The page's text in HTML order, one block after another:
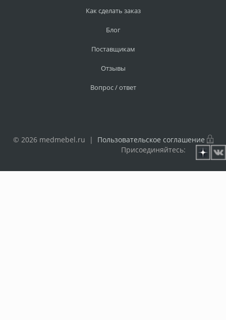
Как сделать заказ
Блог
Поставщикам
Отзывы
Вопрос / ответ
© 2026 medmebel.ru | Пользовательское соглашение
Присоединяйтесь: